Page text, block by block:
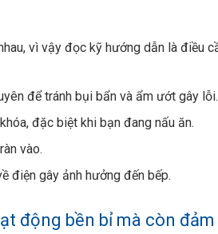
vì vậy đọc kỹ hướng dẫn là điều
để tránh bụi bẩn và ẩm ướt gây lỗi.
đặc biệt khi bạn đang nấu ăn.
vào.
điện gây ảnh hưởng đến bếp.
động bền bỉ mà còn đảm